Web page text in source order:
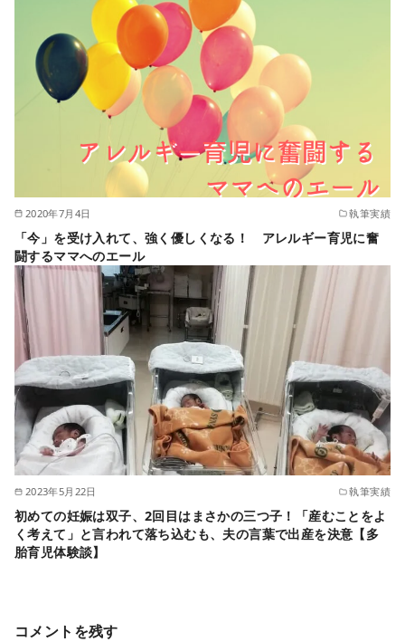
2020年7月4日 執筆実績
「今」を受け入れて、強く優しくなる！ アレルギー育児に奮
闘するママへのエール
2023年5月22日 執筆実績
初めての妊娠は双子、2回目はまさかの三つ子！「産むことをよ
く考えて」と言われて落ち込むも、夫の言葉で出産を決意【多
胎育児体験談】
コメントを残す